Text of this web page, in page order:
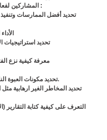
المشاركين لفعاليات البرنامج سيكونوا قادرين على :
تحديد أفضل الممارسات وتنفيذ
تحديد استراتيجيات
معرفة كيفية نزع
تحديد مكونات ال
عبوة الناسفة والقنابل والتعامل مع الأسلحة.
تحديد المخاطر الغير ارهابية مثل
التعرف على كيفية كتابة التقارير